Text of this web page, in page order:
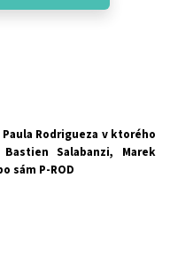
Rodrigueza v ktorého
Salabanzi, Marek
sám P-ROD